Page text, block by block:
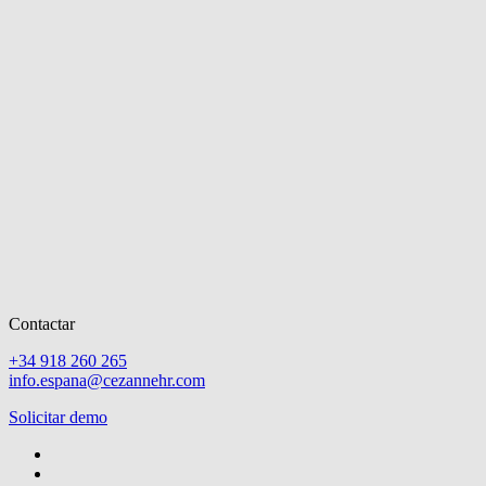
Contactar
+34 918 260 265
info.espana@cezannehr.com
Solicitar demo